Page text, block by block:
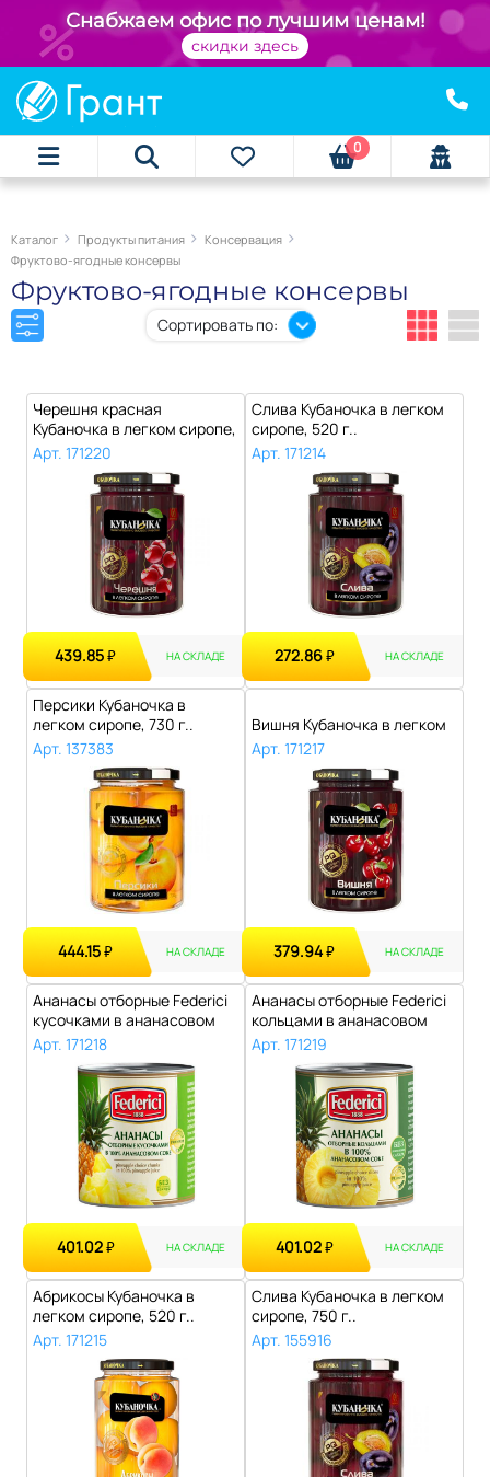
Снабжаем офис по лучшим ценам!
скидки здесь
0
Каталог Продукты питания
Консервация
Фруктово-ягодные консервы
Фруктово-ягодные консервы
Сортировать по:
Черешня красная
Кубаночка в легком сиропе,
750 г..
Арт. 171220
439.85₽ НА СКЛАДЕ
Слива Кубаночка в легком
сиропе, 520 г..
Арт. 171214
272.86₽ НА СКЛАДЕ
Персики Кубаночка в
легком сиропе, 730 г..
Арт. 137383
444.15₽ НА СКЛАДЕ
Вишня Кубаночка в легком
сиропе, 520 г..
Арт. 171217
379.94₽ НА СКЛАДЕ
Ананасы отборные Federici
кусочками в ананасовом
соке, ..
Арт. 171218
401.02₽ НА СКЛАДЕ
Ананасы отборные Federici
кольцами в ананасовом
соке, 4..
Арт. 171219
401.02₽ НА СКЛАДЕ
Абрикосы Кубаночка в
легком сиропе, 520 г..
Арт. 171215
Слива Кубаночка в легком
сиропе, 750 г..
Арт. 155916